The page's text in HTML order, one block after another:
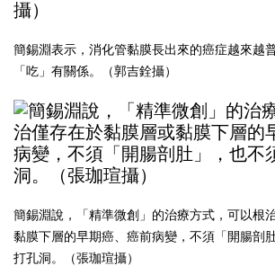
簡錫淵表示，消化管黏膜長出來的癌症越來越
「吃」有關係。（郭吉銓攝）
簡錫淵說，「精準微創」的治療方式，可以根
黏膜下層的早期癌、癌前病變，不須「開腸剖
打孔洞。（張珈瑄攝）